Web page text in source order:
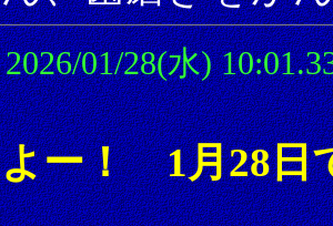
2026/01/28(水)
ー！ 1月28日